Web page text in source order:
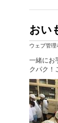
おい
ウェブ管理
一緒にお
クパク！